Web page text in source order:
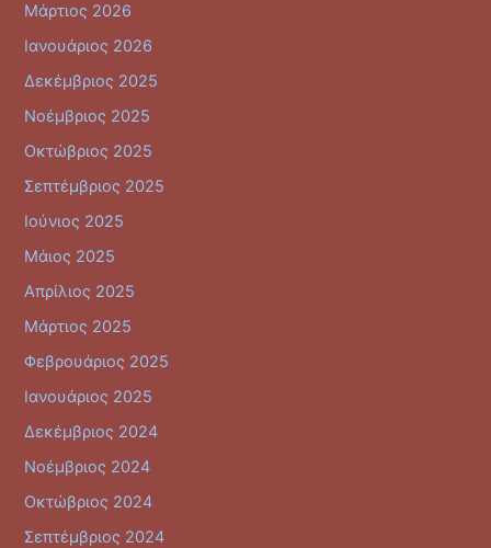
Μάρτιος 2026
Ιανουάριος 2026
Δεκέμβριος 2025
Νοέμβριος 2025
Οκτώβριος 2025
Σεπτέμβριος 2025
Ιούνιος 2025
Μάιος 2025
Απρίλιος 2025
Μάρτιος 2025
Φεβρουάριος 2025
Ιανουάριος 2025
Δεκέμβριος 2024
Νοέμβριος 2024
Οκτώβριος 2024
Σεπτέμβριος 2024